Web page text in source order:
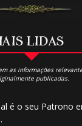
LIDAS
as informações
publicadas.
é o seu Patrono
1️⃣
🎈